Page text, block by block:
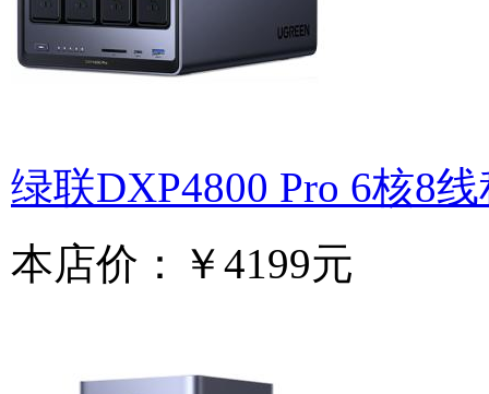
绿联DXP4800 Pro 6核8
本店价：
￥4199元